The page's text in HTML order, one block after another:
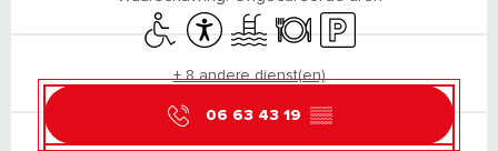
Toegang voor gehandicapten
Toegankelijkheid
ZwembadRestaurantParkeerplaats
+ 8 andere dienst(en)
06 63 43 19 ▒▒